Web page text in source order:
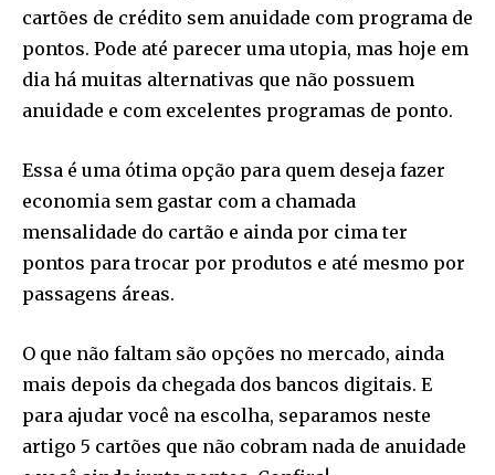
cartões de crédito sem anuidade com programa de
pontos. Pode até parecer uma utopia, mas hoje em
dia há muitas alternativas que não possuem
anuidade e com excelentes programas de ponto.
Essa é uma ótima opção para quem deseja fazer
economia sem gastar com a chamada
mensalidade do cartão e ainda por cima ter
pontos para trocar por produtos e até mesmo por
passagens áreas.
O que não faltam são opções no mercado, ainda
mais depois da chegada dos bancos digitais. E
para ajudar você na escolha, separamos neste
artigo 5 cartões que não cobram nada de anuidade